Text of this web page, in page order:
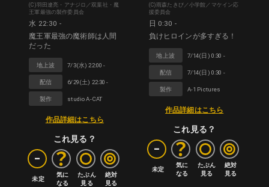
(C)羽田遼亮・アナジロ／双葉社・魔
王軍最強の製作委員会
水 22:30 -
魔王軍最強の魔術師は人間
だった
地上波 7/3(水) 22:00 -
配信 6/29(土) 22:30 -
製作 studio A-CAT
作品詳細はこちら
これ見る？
-
未定
気に
なる
たぶん
見る
絶対
見る
(C)雨森たきび／小学館／マケイン応
援委員会
日 0:30 -
負けヒロインが多すぎる！
地上波 7/14(日) 0:30 -
配信 7/14(日) 0:30 -
製作 A-1 Pictures
作品詳細はこちら
これ見る？
-
未定
気に
なる
たぶん
見る
絶対
見る